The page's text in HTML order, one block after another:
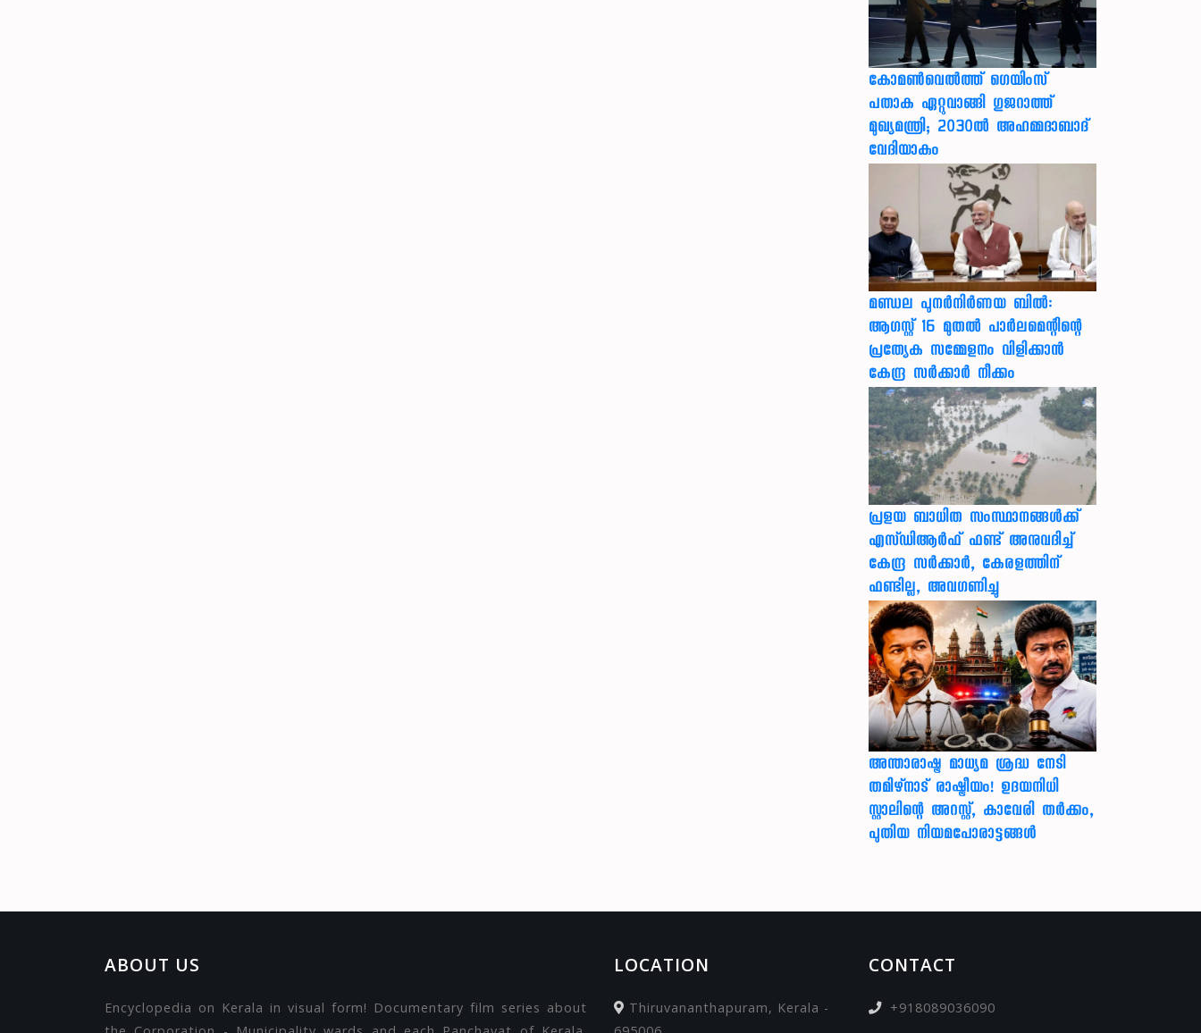
കോമൺവെൽത്ത് ഗെയിംസ്
പതാക ഏറ്റുവാങ്ങി ഗുജറാത്ത്
മുഖ്യമന്ത്രി; 2030ൽ അഹമ്മദാബാദ്
വേദിയാകും
മണ്ഡല പുനർനിർണയ ബിൽ:
ആഗസ്റ്റ് 16 മുതൽ പാർലമെന്റിന്റെ
പ്രത്യേക സമ്മേളനം വിളിക്കാൻ
കേന്ദ്ര സർക്കാർ നീക്കം
പ്രളയ ബാധിത സംസ്ഥാനങ്ങൾക്ക്
എസ്ഡിആർഫ് ഫണ്ട് അനുവദിച്ച്
കേന്ദ്ര സര്‍ക്കാര്‍, കേരളത്തിന്
ഫണ്ടില്ല, അവഗണിച്ചു
അന്താരാഷ്ട്ര മാധ്യമ ശ്രദ്ധ നേടി
തമിഴ്‌നാട് രാഷ്ട്രീയം! ഉദയനിധി
സ്റ്റാലിന്റെ അറസ്റ്റ്, കാവേരി തർക്കം,
പുതിയ നിയമപോരാട്ടങ്ങൾ
ABOUT US
Encyclopedia on Kerala in visual form! Documentary film series about
LOCATION
Thiruvananthapuram, Kerala -
CONTACT
+918089036090